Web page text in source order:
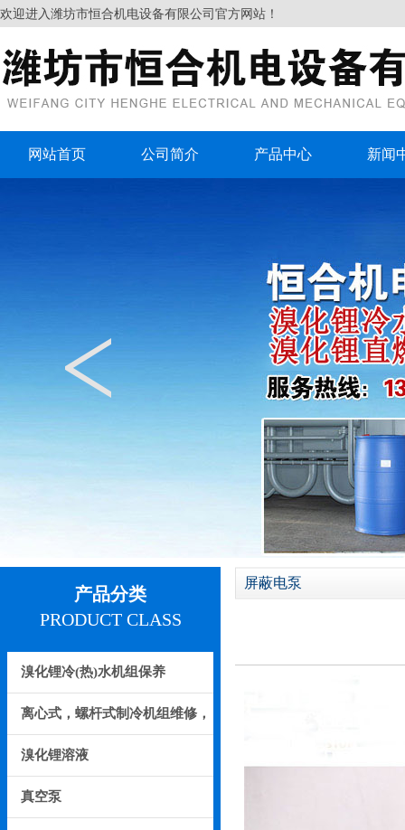
欢迎进入潍坊市恒合机电设备有限公司官方网站！
网站首页 公司简介 产品中心 新闻
产品分类
PRODUCT CLASS
溴化锂冷(热)水机组保养
离心式，螺杆式制冷机组维修，
保养
溴化锂溶液
真空泵
屏蔽电泵